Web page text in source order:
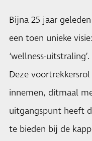
Bijna 25 jaar
een toen unieke
‘wellness-
Deze
innemen, ditmaal
uitgangspunt heeft
te bieden bij de